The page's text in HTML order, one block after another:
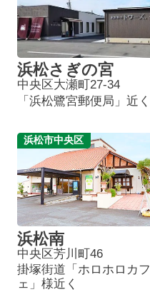
浜松さぎの宮
中央区大瀬町27-34
「浜松鷺宮郵便局」近く
浜松市中央区
浜松南
中央区芳川町46
掛塚街道「ホロホロカフ
ェ」様近く